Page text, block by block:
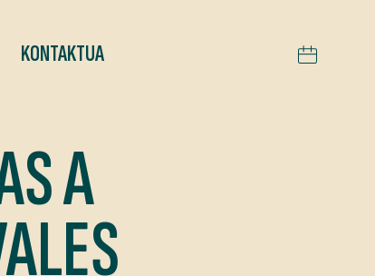
KONTAKTUA
A